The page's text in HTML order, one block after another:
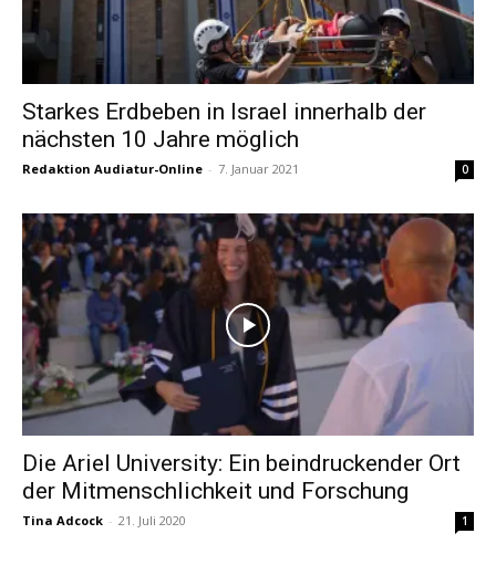
Starkes Erdbeben in Israel innerhalb der
nächsten 10 Jahre möglich
Redaktion Audiatur-Online - 7. Januar 2021 0
Die Ariel University: Ein beindruckender Ort
der Mitmenschlichkeit und Forschung
Tina Adcock - 21. Juli 2020 1